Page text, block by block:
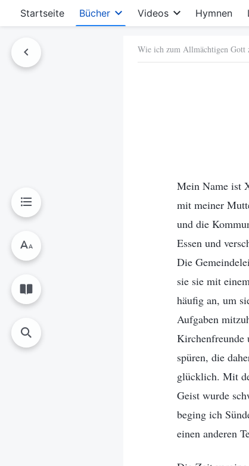
Startseite Bücher Videos Hymnen
Wie ich zum Allmächtigen Gott
Mein Name ist
mit meiner
und die
Essen und
Die
sie sie mit
häufig an, um
Aufgaben
Kirchenfreunde
spüren, die
glücklich. Mit
Geist wurde
beging ich
einen anderen